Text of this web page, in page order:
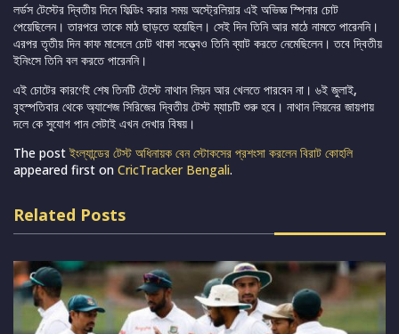
লর্ডস টেস্টের দ্বিতীয় দিনে ফিল্ডিং করার সময় অস্ট্রেলিয়ার এই অভিজ্ঞ স্পিনার চোট
পেয়েছিলেন। তারপরে তাকে মাঠ ছাড়তে হয়েছিল। সেই দিন তিনি আর মাঠে নামতে পারেননি।
এরপর তৃতীয় দিন কাফ মাসেলে চোট থাকা সত্ত্বেও তিনি ব্যাট করতে নেমেছিলেন। তবে দ্বিতীয়
ইনিংসে তিনি বল করতে পারেননি।
এই চোটের কারণেই শেষ তিনটি টেস্টে নাথান লিয়ন আর খেলতে পারবেন না। ৬ই জুলাই,
বৃহস্পতিবার থেকে অ্যাশেজ সিরিজের দ্বিতীয় টেস্ট ম্যাচটি শুরু হবে। নাথান লিয়নের জায়গায়
দলে কে সুযোগ পান সেটাই এখন দেখার বিষয়।
The postইংল্যান্ডের টেস্ট অধিনায়ক বেন স্টোকসের প্রশংসা করলেন বিরাট কোহলি
appeared first on CricTracker Bengali.
Related Posts